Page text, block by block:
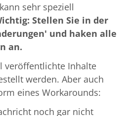
sehr speziell
Stellen Sie in der
und haken alle
an.
veröffentlichte Inhalte
werden. Aber auch
eines Workarounds:
noch gar nicht